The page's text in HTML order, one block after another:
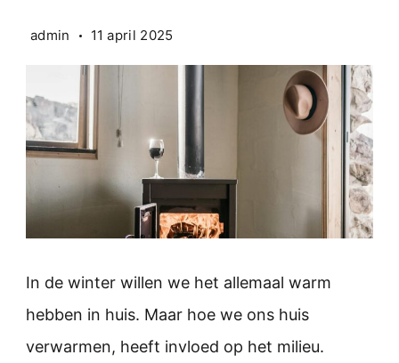
admin 11 april 2025
In de winter willen we het allemaal warm
hebben in huis. Maar hoe we ons huis
verwarmen, heeft invloed op het milieu.